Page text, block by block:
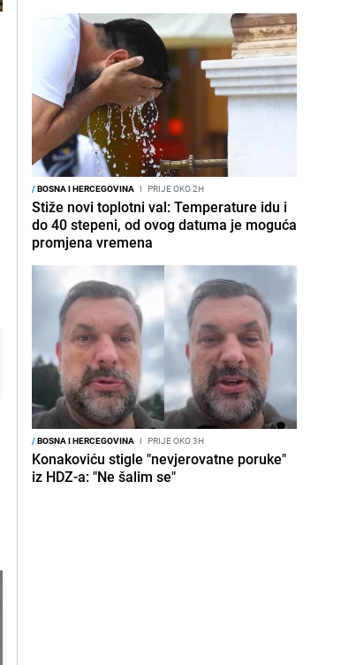
/BOSNA I HERCEGOVINA I PRIJE OKO 2H
Stiže novi toplotni val: Temperature idu i
do 40 stepeni, od ovog datuma je moguća
promjena vremena
/BOSNA I HERCEGOVINA I PRIJE OKO 3H
Konakoviću stigle "nevjerovatne poruke"
iz HDZ-a: "Ne šalim se"